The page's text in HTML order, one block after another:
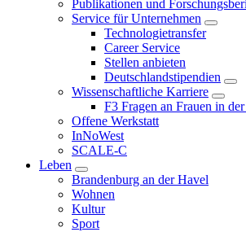
Publikationen und
Service für Unternehmen
Technologietransfer
Career Service
Stellen anbieten
Deutschlandstipendien
Wissenschaftliche Karriere
F3 Fragen an Frauen in
Offene Werkstatt
InNoWest
SCALE-C
Leben
Brandenburg an der Havel
Wohnen
Kultur
Sport